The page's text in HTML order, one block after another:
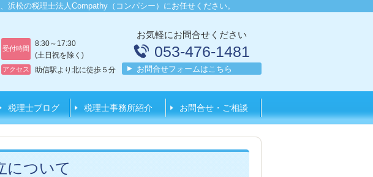
松の税理士法人Compathy（コンパシー）にお任せください。
受付時間
8:30～17:30
(土日祝を除く)
アクセス 助信駅より北に徒歩５分
お気軽にお問合せください
053-476-1481
お問合せフォームはこちら
税理士ブログ 税理士事務所紹介 お問合せ・ご相談
について